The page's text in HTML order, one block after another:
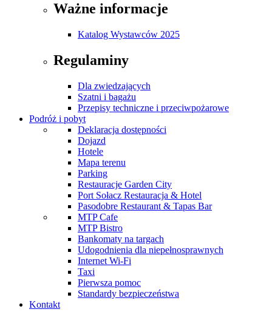
Ważne informacje
Katalog Wystawców 2025
Regulaminy
Dla zwiedzających
Szatni i bagażu
Przepisy techniczne i przeciwpożarowe
Podróż i pobyt
Deklaracja dostępności
Dojazd
Hotele
Mapa terenu
Parking
Restauracje Garden City
Port Sołacz Restauracja & Hotel
Pasodobre Restaurant & Tapas Bar
MTP Cafe
MTP Bistro
Bankomaty na targach
Udogodnienia dla niepełnosprawnych
Internet Wi-Fi
Taxi
Pierwsza pomoc
Standardy bezpieczeństwa
Kontakt